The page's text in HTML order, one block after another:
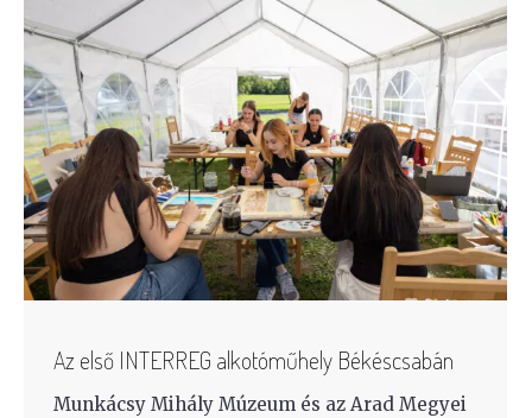
Az első INTERREG alkotóműhely Békéscsabán
Munkácsy Mihály Múzeum és az Arad Megyei